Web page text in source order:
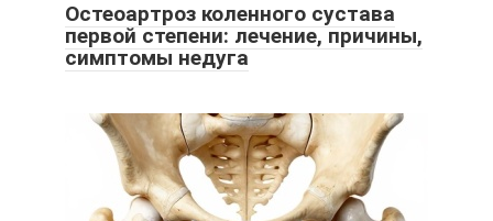
Остеоартроз коленного сустава
первой степени: лечение, причины,
симптомы недуга